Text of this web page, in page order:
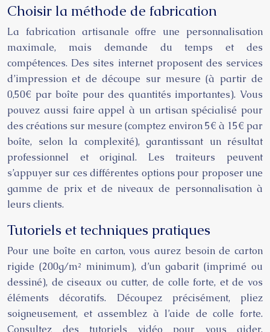
Choisir la méthode de fabrication
La fabrication artisanale offre une personnalisation
maximale, mais demande du temps et des
compétences. Des sites internet proposent des services
d’impression et de découpe sur mesure (à partir de
0,50€ par boîte pour des quantités importantes). Vous
pouvez aussi faire appel à un artisan spécialisé pour
des créations sur mesure (comptez environ 5€ à 15€ par
boîte, selon la complexité), garantissant un résultat
professionnel et original. Les traiteurs peuvent
s’appuyer sur ces différentes options pour proposer une
gamme de prix et de niveaux de personnalisation à
leurs clients.
Tutoriels et techniques pratiques
Pour une boîte en carton, vous aurez besoin de carton
rigide (200g/m² minimum), d’un gabarit (imprimé ou
dessiné), de ciseaux ou cutter, de colle forte, et de vos
éléments décoratifs. Découpez précisément, pliez
soigneusement, et assemblez à l’aide de colle forte.
Consultez des tutoriels vidéo pour vous aider.